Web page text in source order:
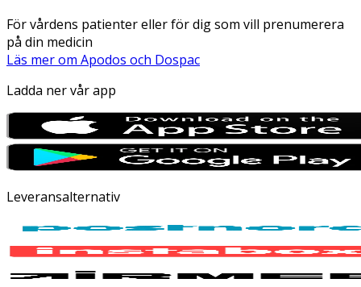
För vårdens patienter eller för dig som vill prenumerera
på din medicin
Läs mer om Apodos och Dospac
Ladda ner vår app
Leveransalternativ